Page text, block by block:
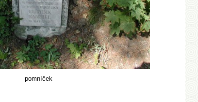
pomníček